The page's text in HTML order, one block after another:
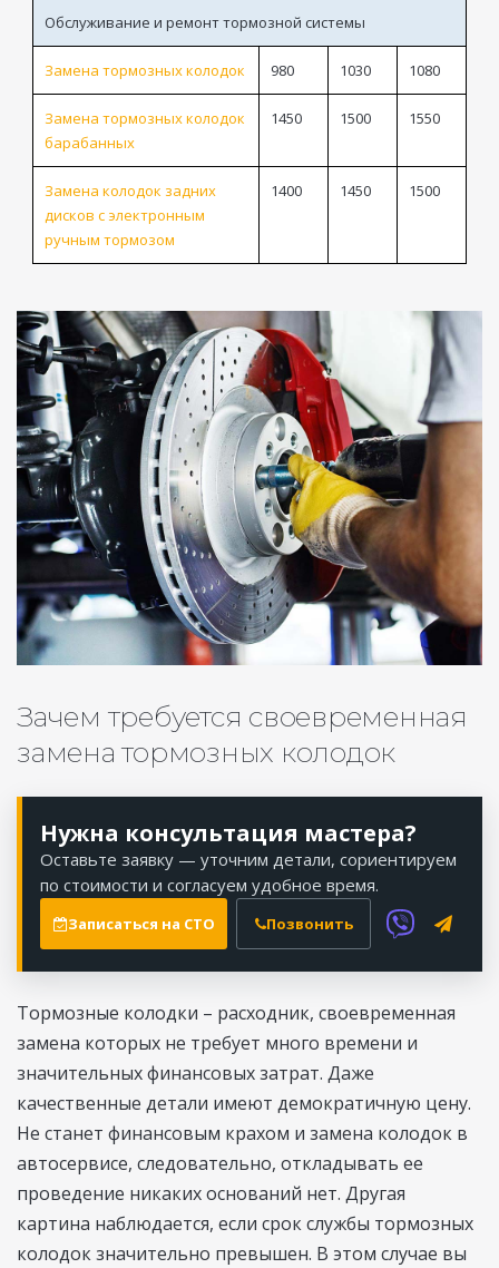
Обслуживание и ремонт тормозной системы
Замена тормозных колодок 980 1030 1080
Замена тормозных колодок
барабанных
1450 1500 1550
Замена колодок задних
дисков с электронным
ручным тормозом
1400 1450 1500
Зачем требуется своевременная
замена тормозных колодок
Нужна консультация мастера?
Оставьте заявку — уточним детали, сориентируем
по стоимости и согласуем удобное время.
Записаться на СТО Позвонить
Тормозные колодки – расходник, своевременная
замена которых не требует много времени и
значительных финансовых затрат. Даже
качественные детали имеют демократичную цену.
Не станет финансовым крахом и замена колодок в
автосервисе, следовательно, откладывать ее
проведение никаких оснований нет. Другая
картина наблюдается, если срок службы тормозных
колодок значительно превышен. В этом случае вы